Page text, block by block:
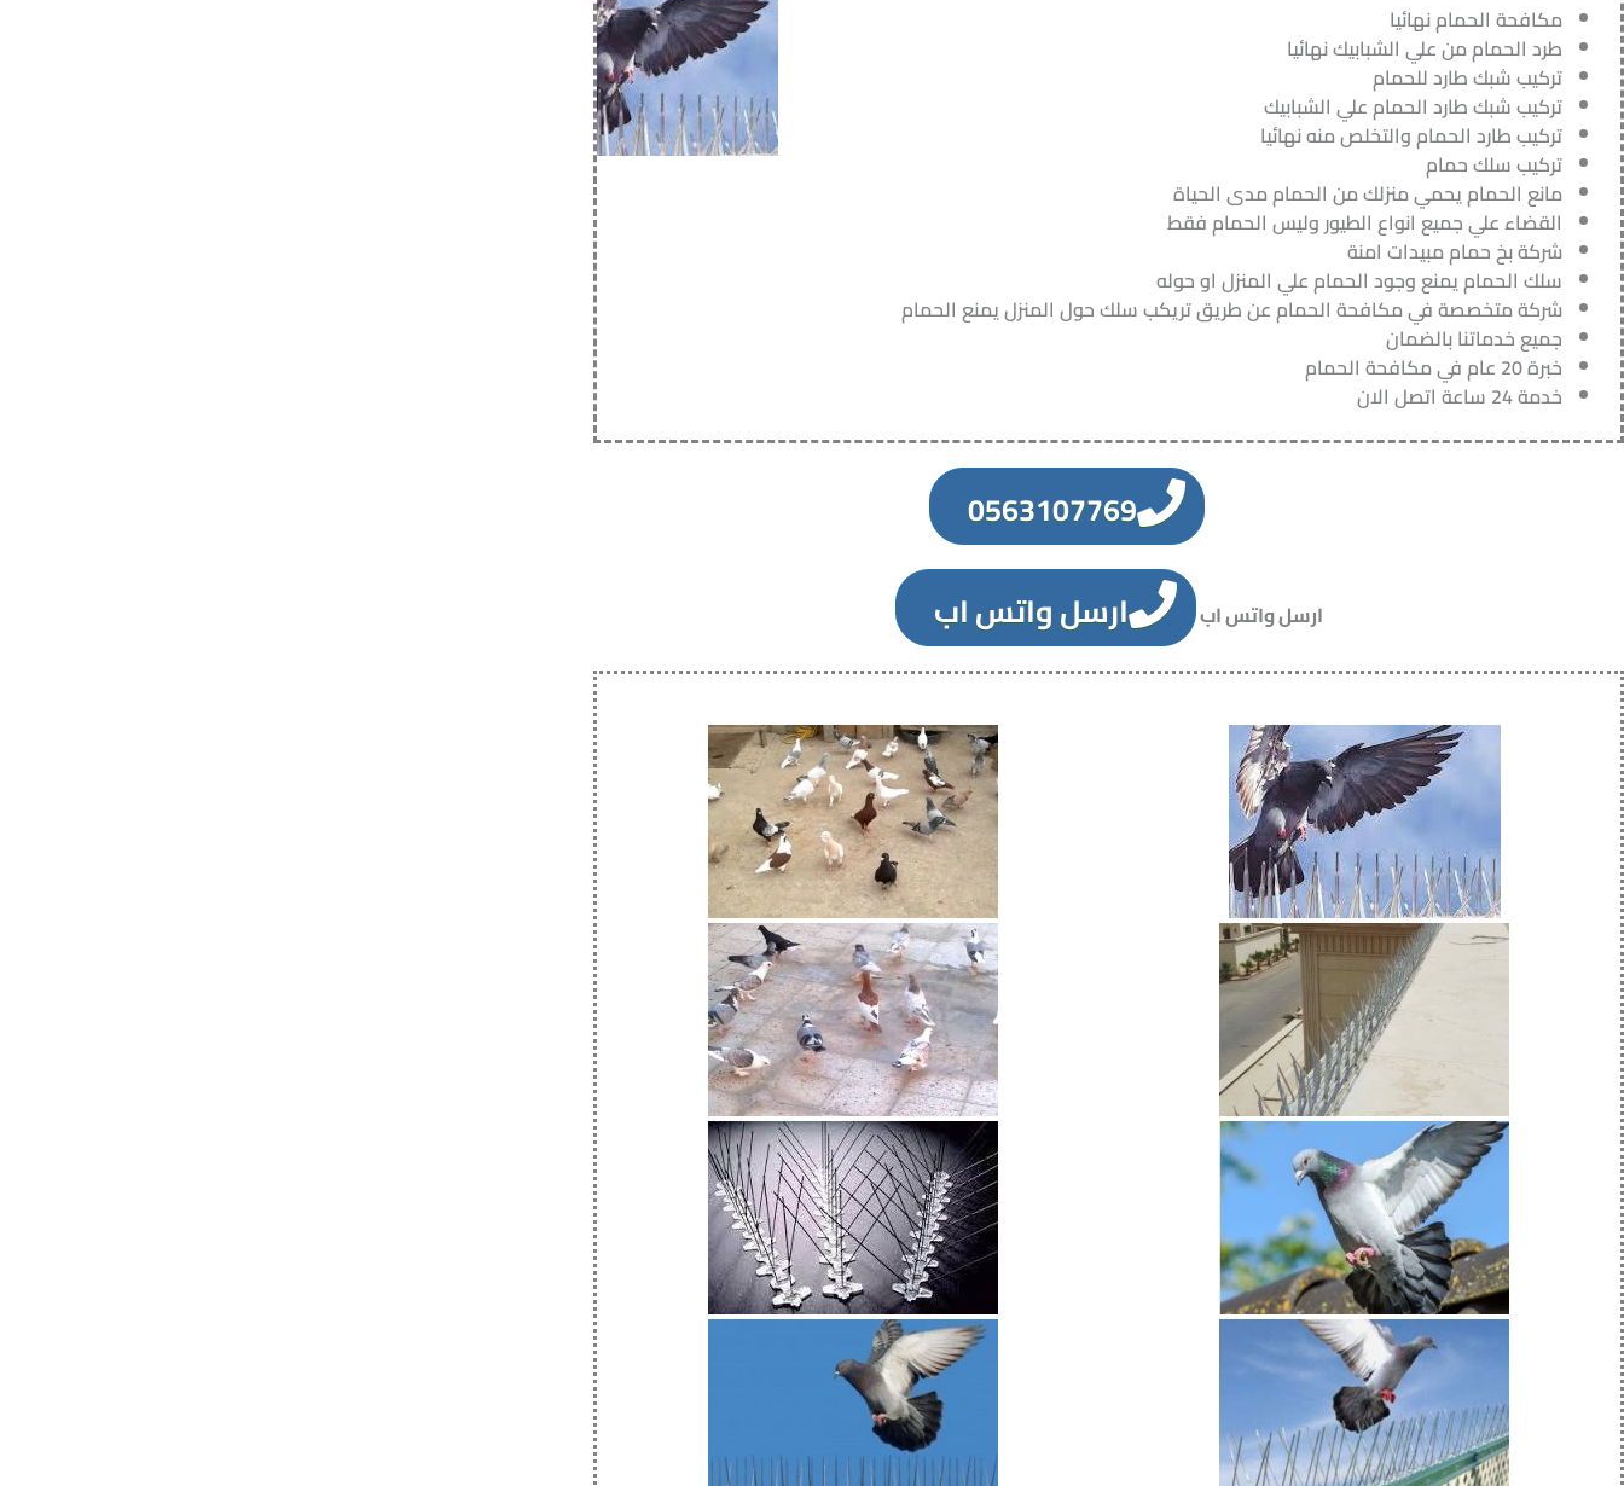
مكافحة الحمام نهائيا
طرد الحمام من علي الشبابيك نهائيا
تركيب شبك طارد للحمام
تركيب شبك طارد الحمام علي الشبابيك
تركيب طارد الحمام والتخلص منه نهائيا
تركيب سلك حمام
مانع الحمام يحمي منزلك من الحمام مدى الحياة
القضاء علي جميع انواع الطيور وليس الحمام فقط
شركة بخ حمام مبيدات امنة
سلك الحمام يمنع وجود الحمام علي المنزل او حوله
شركة متخصصة في مكافحة الحمام عن طريق تريكب سلك حول المنزل يمنع الحمام
جميع خدماتنا بالضمان
خبرة 20 عام في مكافحة الحمام
خدمة 24 ساعة اتصل الان
اتصل الان 0563107769
ارسل واتس اب ارسل واتس اب